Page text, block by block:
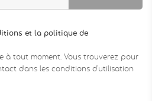
et la politique de
à tout moment. Vous trouverez pour
dans les conditions d'utilisation